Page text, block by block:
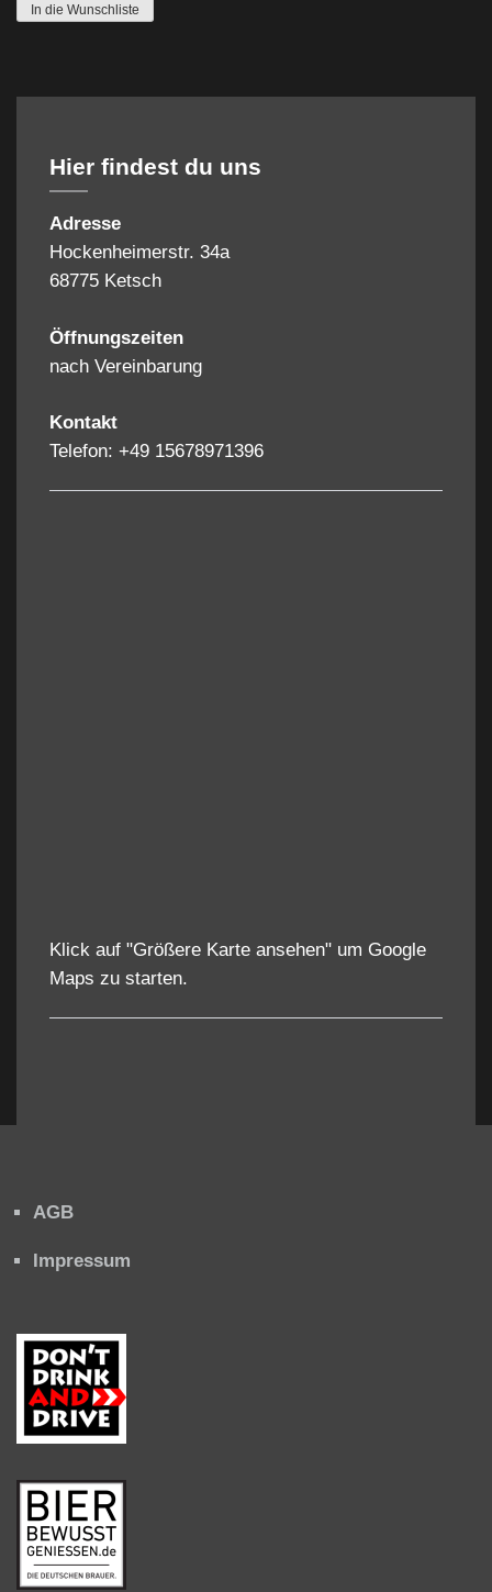
In die Wunschliste
Hier findest du uns
Adresse
Hockenheimerstr. 34a
68775 Ketsch
Öffnungszeiten
nach Vereinbarung
Kontakt
Telefon: +49 15678971396
Klick auf "Größere Karte ansehen" um Google
Maps zu starten.
AGB
Impressum